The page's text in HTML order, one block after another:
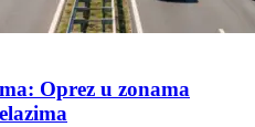
Oprez u zonama